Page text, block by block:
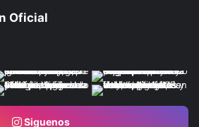
Oficial
Siguenos